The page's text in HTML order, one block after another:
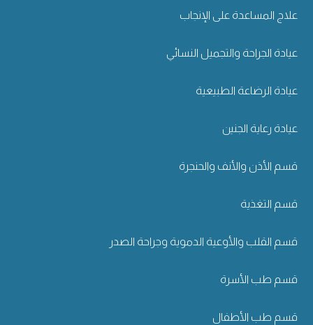
علاج المساعدة على الإنجاب
عيادة الجراحة والتجميل النسائي
عيادة الرضاعة الطبيعية
عيادة رعاية الجنين
قسم الأذن والأنف والحنجرة
قسم التغذية
قسم القلب والأوعية الدموية وجراحة الصدر
قسم طب الأسرة
قسم طب الأطفال